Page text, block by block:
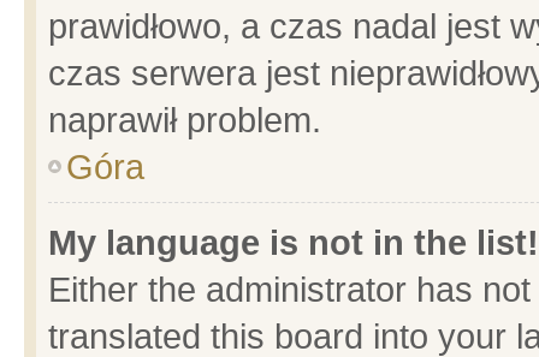
prawidłowo, a czas nadal jest
czas serwera jest
naprawił problem.
Góra
My language is not in the list!
Either the administrator has
translated this board into your